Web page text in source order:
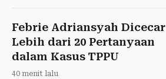
Febrie Adriansyah Dicecar
Lebih dari 20 Pertanyaan
dalam Kasus TPPU
40 menit lalu